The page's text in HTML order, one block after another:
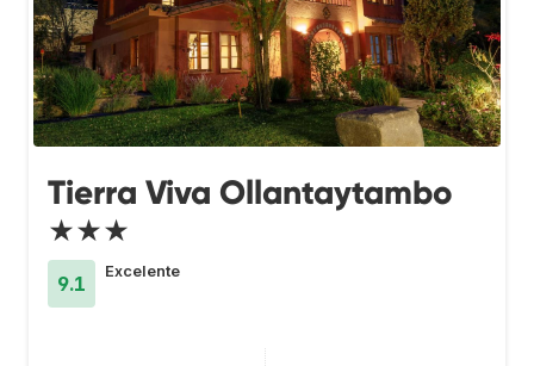
Tierra Viva Ollantaytambo
★★★
9.1
Excelente